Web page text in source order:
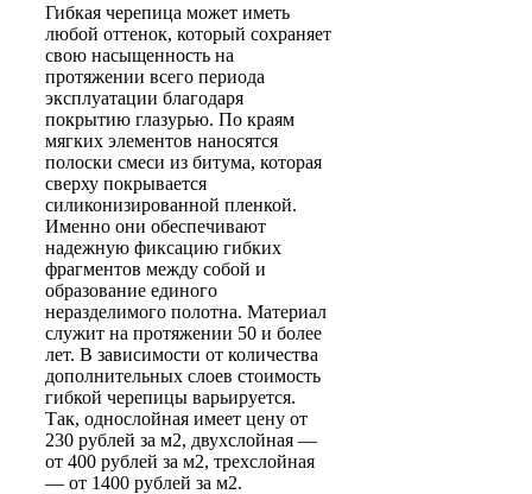
Гибкая черепица может иметь
любой оттенок, который сохраняет
свою насыщенность на
протяжении всего периода
эксплуатации благодаря
покрытию глазурью. По краям
мягких элементов наносятся
полоски смеси из битума, которая
сверху покрывается
силиконизированной пленкой.
Именно они обеспечивают
надежную фиксацию гибких
фрагментов между собой и
образование единого
неразделимого полотна. Материал
служит на протяжении 50 и более
лет. В зависимости от количества
дополнительных слоев стоимость
гибкой черепицы варьируется.
Так, однослойная имеет цену от
230 рублей за м2, двухслойная —
от 400 рублей за м2, трехслойная
— от 1400 рублей за м2.